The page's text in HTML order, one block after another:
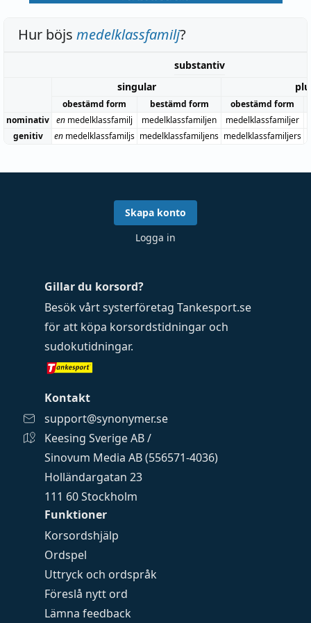
Hur böjs medelklassfamilj?
substantiv
singular
obestämd form bestämd form
obestämd form
nominativ en medelklassfamilj medelklassfamiljen medelklassfamiljer
genitiv
en medelklassfamiljs medelklassfamiljens medelklassfamiljers
Funktioner
Korsordshjälp
Ordspel
Uttryck och ordspråk
Föreslå nytt ord
Lämna feedback
Gillar du korsord?
Besök vårt systerföretag Tankesport.se
för att köpa korsordstidningar och
sudokutidningar.
Kontakt
support@synonymer.se
Keesing Sverige AB /
Sinovum Media AB (556571-4036)
Holländargatan 23
111 60 Stockholm
Skapa konto
Logga in